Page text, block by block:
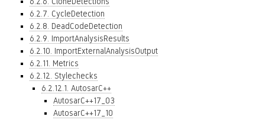
6.2.7. CycleDetection
6.2.8. DeadCodeDetection
6.2.9. ImportAnalysisResults
6.2.10. ImportExternalAnalysisOutput
6.2.11. Metrics
6.2.12. Stylechecks
6.2.12.1. AutosarC++
AutosarC++17_03
AutosarC++17_10